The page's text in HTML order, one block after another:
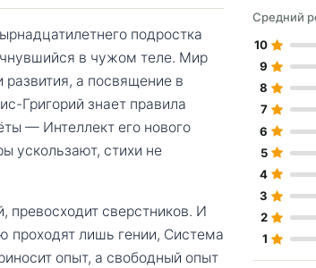
подростка
в чужом теле. Мир
развития, а посвящение в
Григорий знает правила
— Интеллект его нового
ускользают, стихи не
превосходит сверстников. И
проходят лишь гении, Система
опыт, а свободный опыт
Средний
10
9
8
7
6
5
4
3
2
1